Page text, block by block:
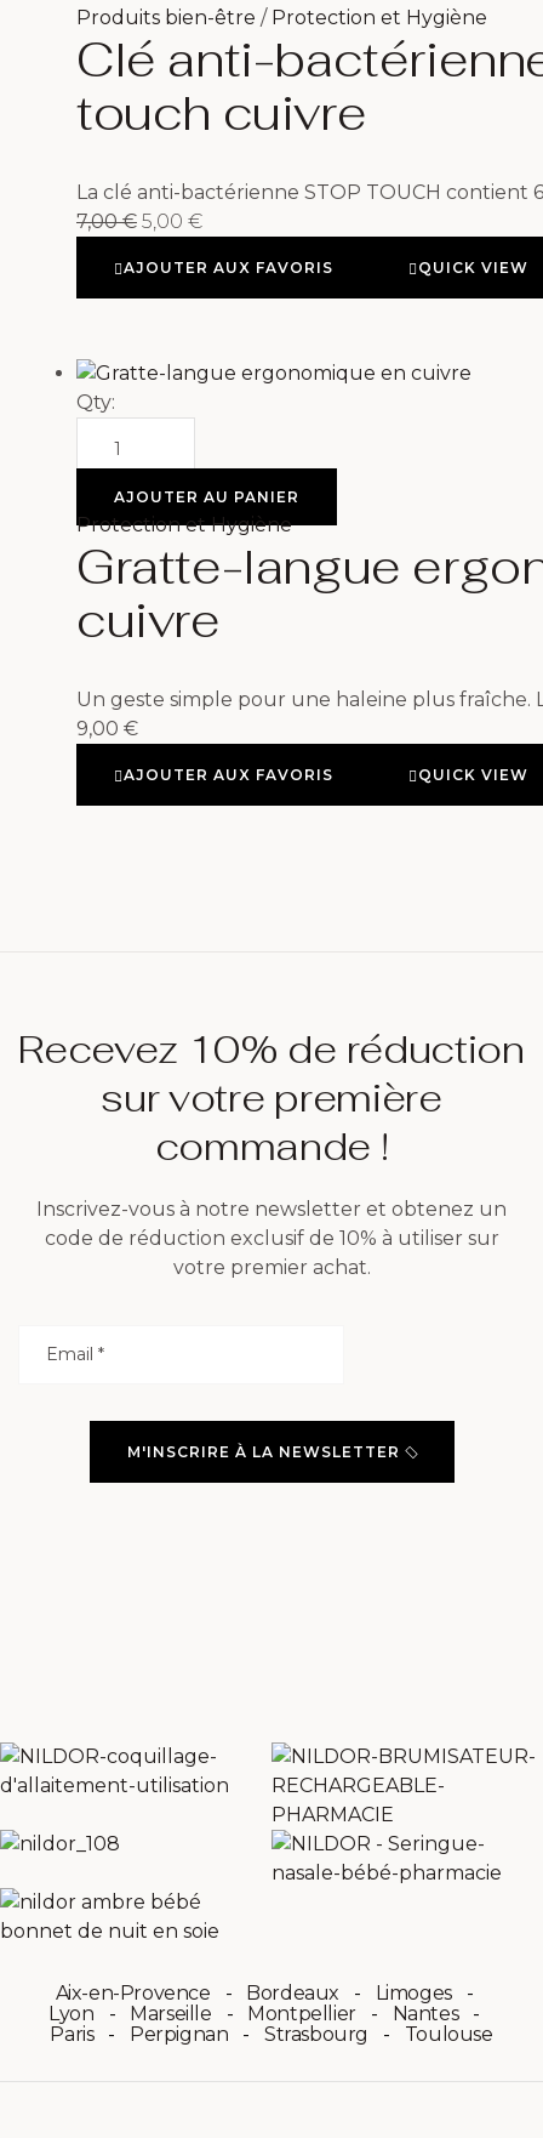
Produits bien-être / Protection et Hygiène
Clé anti-
touch cuivre
La clé anti-bactérienne STOP TOUCH contient
7,00€ 5,00 €
AJOUTER AUX FAVORIS QUICK VIEW
Qty:
AJOUTER AU PANIER
Protection et Hygiène
Gratte-langue
cuivre
Un geste simple pour une haleine plus fraîche.
9,00 €
AJOUTER AUX FAVORIS QUICK VIEW
Recevez 10% de réduction
sur votre première
commande !
Inscrivez-vous à notre newsletter et obtenez un
code de réduction exclusif de 10% à utiliser sur
votre premier achat.
M'INSCRIRE À LA NEWSLETTER
Aix-en-Provence Bordeaux
Limoges
Lyon
Marseille Montpellier
Nantes
Paris
Perpignan Strasbourg Toulouse